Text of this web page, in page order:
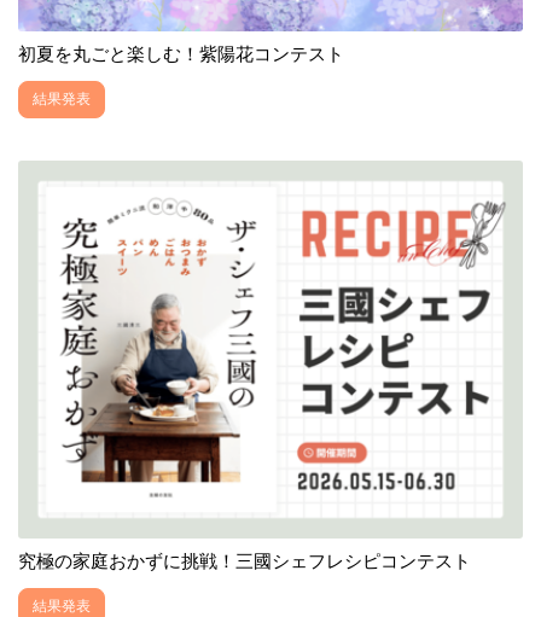
初夏を丸ごと楽しむ！紫陽花コンテスト
結果発表
究極の家庭おかずに挑戦！三國シェフレシピコンテスト
結果発表